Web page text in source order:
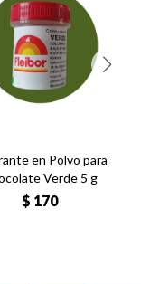
en Polvo para
Verde 5 g
$ 170